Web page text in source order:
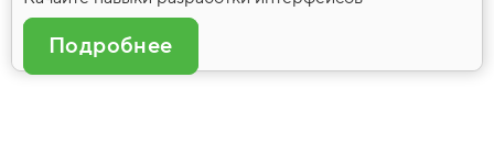
Подробнее